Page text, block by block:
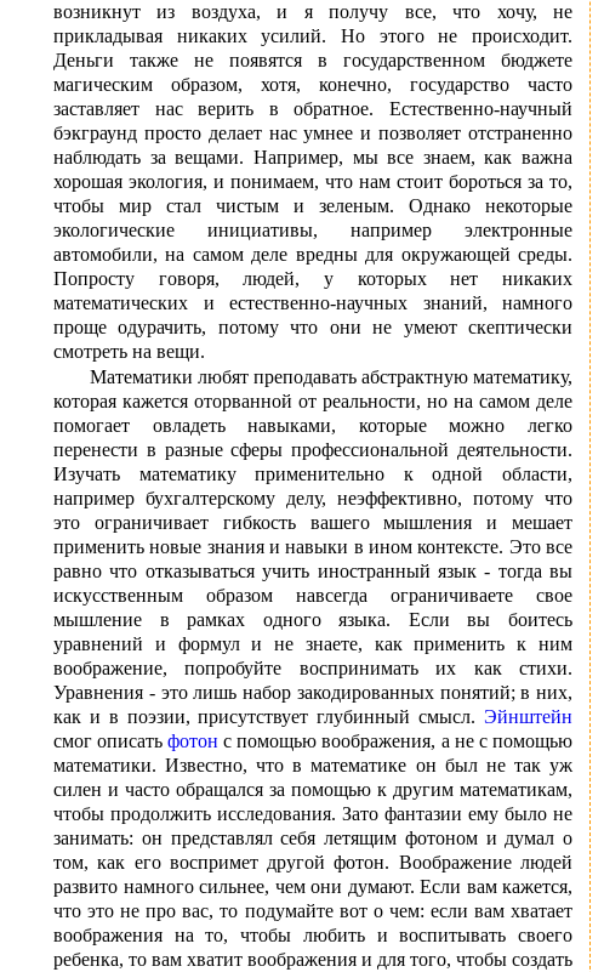
возникнут из воздуха, и я получу все, что хочу, не
прикладывая никаких усилий. Но этого не происходит.
Деньги также не появятся в государственном бюджете
магическим образом, хотя, конечно, государство часто
заставляет нас верить в обратное. Естественно-научный
бэкграунд просто делает нас умнее и позволяет отстраненно
наблюдать за вещами. Например, мы все знаем, как важна
хорошая экология, и понимаем, что нам стоит бороться за то,
чтобы мир стал чистым и зеленым. Однако некоторые
экологические инициативы, например электронные
автомобили, на самом деле вредны для окружающей среды.
Попросту говоря, людей, у которых нет никаких
математических и естественно-научных знаний, намного
проще одурачить, потому что они не умеют скептически
смотреть на вещи.
Математики любят преподавать абстрактную математику,
которая кажется оторванной от реальности, но на самом деле
помогает овладеть навыками, которые можно легко
перенести в разные сферы профессиональной деятельности.
Изучать математику применительно к одной области,
например бухгалтерскому делу, неэффективно, потому что
это ограничивает гибкость вашего мышления и мешает
применить новые знания и навыки в ином контексте. Это все
равно что отказываться учить иностранный язык - тогда вы
искусственным образом навсегда ограничиваете свое
мышление в рамках одного языка. Если вы боитесь
уравнений и формул и не знаете, как применить к ним
воображение, попробуйте воспринимать их как стихи.
Уравнения - это лишь набор закодированных понятий; в них,
как и в поэзии, присутствует глубинный смысл. Эйнштейн
смог описать фотон с помощью воображения, а не с помощью
математики. Известно, что в математике он был не так уж
силен и часто обращался за помощью к другим математикам,
чтобы продолжить исследования. Зато фантазии ему было не
занимать: он представлял себя летящим фотоном и думал о
том, как его воспримет другой фотон. Воображение людей
развито намного сильнее, чем они думают. Если вам кажется,
что это не про вас, то подумайте вот о чем: если вам хватает
воображения на то, чтобы любить и воспитывать своего
ребенка, то вам хватит воображения и для того, чтобы создать